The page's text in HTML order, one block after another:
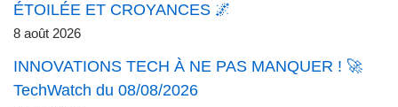
ÉTOILÉE ET CROYANCES 🌌
8 août 2026
INNOVATIONS TECH À NE PAS MANQUER ! 🚀
TechWatch du 08/08/2026